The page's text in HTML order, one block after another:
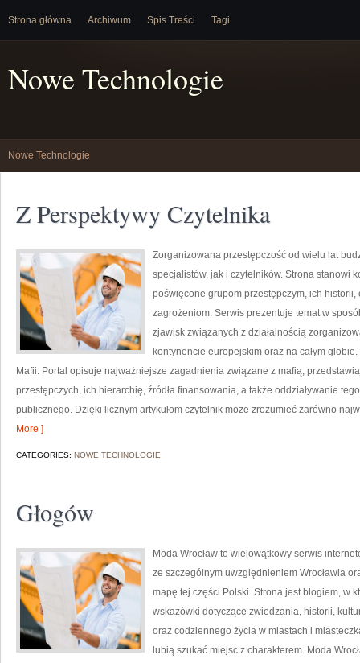
Strona główna Archiwum Spis Treści Tagi
Nowe Technologie
Nowe Technologie
Z Perspektywy Czytelnika
Zorganizowana przestępczość od wielu lat
specjalistów, jak i czytelników. Strona stanowi
poświęcone grupom przestępczym, ich historii,
zagrożeniom. Serwis prezentuje temat w
zjawisk związanych z działalnością
kontynencie europejskim oraz na całym
Mafii. Portal opisuje najważniejsze zagadnienia związane z mafią,
przestępczych, ich hierarchię, źródła finansowania, a także oddziaływanie
publicznego. Dzięki licznym artykułom czytelnik może zrozumieć zarówno
More ]
CATEGORIES: NOWE TECHNOLOGIE
Głogów
Moda Wrocław to wielowątkowy serwis
ze szczególnym uwzględnieniem Wrocławia
mapę tej części Polski. Strona jest blogiem, w
wskazówki dotyczące zwiedzania, historii,
oraz codziennego życia w miastach i
lubią szukać miejsc z charakterem. Moda